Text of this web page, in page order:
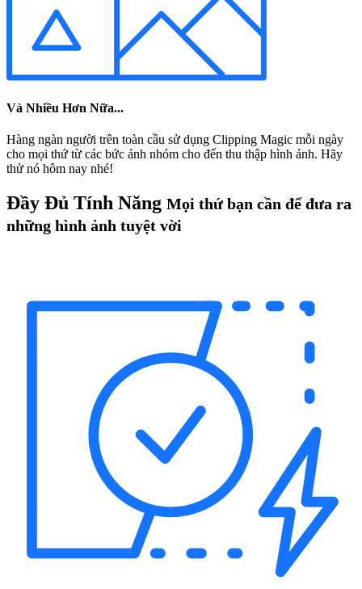
Và Nhiều Hơn Nữa...
Hàng ngàn người trên toàn cầu sử dụng Clipping Magic mỗi ngày
cho mọi thứ từ các bức ảnh nhóm cho đến thu thập hình ảnh. Hãy
thử nó hôm nay nhé!
Đầy Đủ Tính Năng Mọi thứ bạn cần để đưa ra
những hình ảnh tuyệt vời